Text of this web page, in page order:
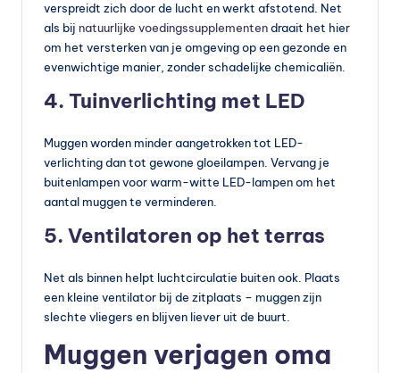
verspreidt zich door de lucht en werkt afstotend. Net
als bij natuurlijke voedingssupplementendraait het hier
om het versterken van je omgeving op een gezonde en
evenwichtige manier, zonder schadelijke chemicaliën.
4. Tuinverlichting met LED
Muggen worden minder aangetrokken tot LED-
verlichting dan tot gewone gloeilampen. Vervang je
buitenlampen voor warm-witte LED-lampen om het
aantal muggen te verminderen.
5. Ventilatoren op het terras
Net als binnen helpt luchtcirculatie buiten ook. Plaats
een kleine ventilator bij de zitplaats – muggen zijn
slechte vliegers en blijven liever uit de buurt.
Muggen verjagen oma